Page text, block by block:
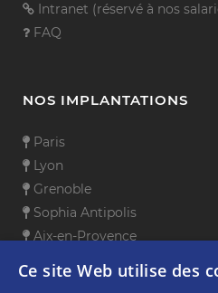
Intranet (réservé à nos
FAQ
NOS IMPLANTATIONS
Paris
Lyon
Grenoble
Sophia Antipolis
Aix-en-Provence
Ce site Web utilise des